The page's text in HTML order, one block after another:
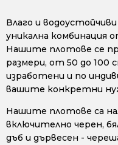
Влаго и
уникална комбинация
Нашите плотове се
размери, от 50 до 100
изработени и по
вашите конкретни
Нашите плотове са
включително черен,
дъб и дървесен -